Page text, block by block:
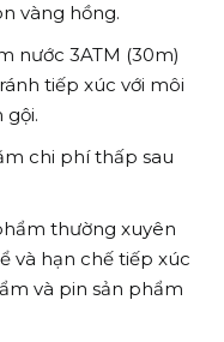
vàng hồng.
nước 3ATM (30m)
tiếp xúc với môi
gội.
chi phí thấp sau
thường xuyên
và hạn chế tiếp xúc
và pin sản phẩm